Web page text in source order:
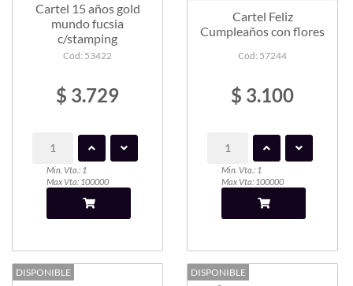
Cartel 15 años gold
mundo fucsia
c/stamping
Cód: 53422
$ 3.729
Min. Vta.: 1
Max Vta: 100000
Cartel Feliz
Cumpleaños con flores
Cód: 57244
$ 3.100
Min. Vta.: 1
Max Vta: 100000
DISPONIBLE DISPONIBLE